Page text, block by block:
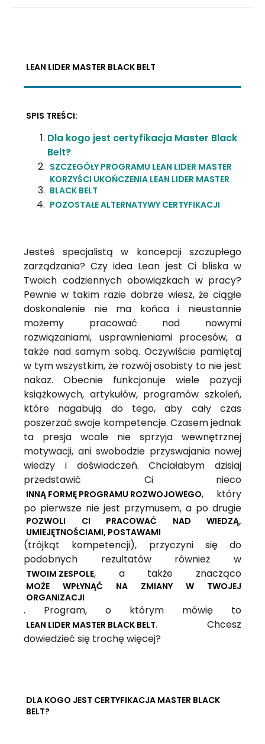
LEAN LIDER MASTER BLACK BELT
SPIS TREŚCI:
Dla kogo jest certyfikacja Master Black
Belt?
SZCZEGÓŁY PROGRAMU LEAN LIDER MASTER
KORZYŚCI UKOŃCZENIA LEAN LIDER MASTER
BLACK BELT
POZOSTAŁE ALTERNATYWY CERTYFIKACJI
Jesteś specjalistą w koncepcji szczupłego
zarządzania? Czy idea Lean jest Ci bliska w
Twoich codziennych obowiązkach w pracy?
Pewnie w takim razie dobrze wiesz, że ciągłe
doskonalenie nie ma końca i nieustannie
możemy pracować nad nowymi
rozwiązaniami, usprawnieniami procesów, a
także nad samym sobą. Oczywiście pamiętaj
w tym wszystkim, że rozwój osobisty to nie jest
nakaz. Obecnie funkcjonuje wiele pozycji
książkowych, artykułów, programów szkoleń,
które nagabują do tego, aby cały czas
poszerzać swoje kompetencje. Czasem jednak
ta presja wcale nie sprzyja wewnętrznej
motywacji, ani swobodzie przyswajania nowej
wiedzy i doświadczeń. Chciałabym dzisiaj
przedstawić Ci nieco
INNĄ FORMĘ PROGRAMU ROZWOJOWEGO, który
po pierwsze nie jest przymusem, a po drugie
POZWOLI CI PRACOWAĆ NAD WIEDZĄ,
UMIEJĘTNOŚCIAMI, POSTAWAMI
(trójkąt kompetencji), przyczyni się do
podobnych rezultatów również w
TWOIM ZESPOLE, a także znacząco
MOŻE WPŁYNĄĆ NA ZMIANY W TWOJEJ
ORGANIZACJI
. Program, o którym mówię to
LEAN LIDER MASTER BLACK BELT. Chcesz
dowiedzieć się trochę więcej?
DLA KOGO JEST CERTYFIKACJA MASTER BLACK
BELT?